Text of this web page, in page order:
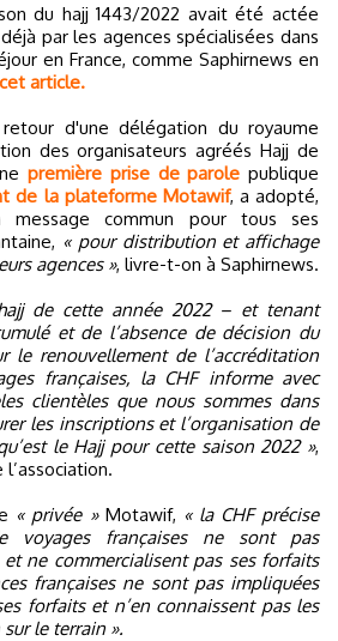
par les agences spécialisées dans
en France, comme Saphirnews en
article.
d'une délégation du royaume
des organisateurs agréés Hajj de
première prise de parole publique
de la plateforme Motawif, a adopté,
message commun pour tous ses
« pour distribution et affichage
agences », livre-t-on à Saphirnews.
de cette année 2022 – et tenant
et de l’absence de décision du
le renouvellement de l’accréditation
françaises, la CHF informe avec
clientèles que nous sommes dans
les inscriptions et l’organisation de
le Hajj pour cette saison 2022 »,
« privée »Motawif, « la CHF précise
voyages françaises ne sont pas
ne commercialisent pas ses forfaits
françaises ne sont pas impliquées
forfaits et n’en connaissent pas les
le terrain ».